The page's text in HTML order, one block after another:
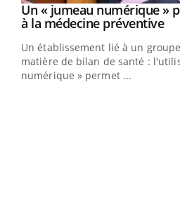
Youtube
Un « jumeau numérique »
à la médecine préventive
Un établissement lié à un
matière de bilan de santé :
numérique » permet ...